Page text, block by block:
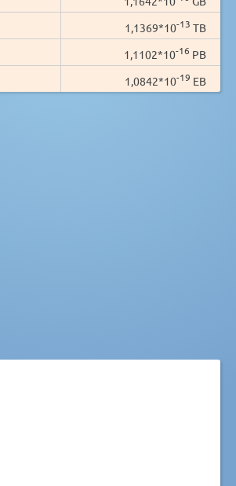
1,1369*10-13 TB
1,1102*10-16 PB
1,0842*10-19 EB